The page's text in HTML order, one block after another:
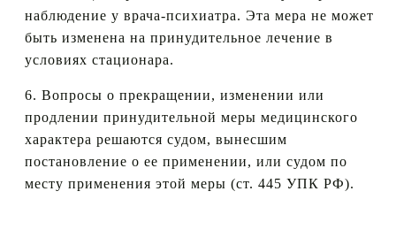
наблюдение у врача-психиатра. Эта мера не может
быть изменена на принудительное лечение в
условиях стационара.
6. Вопросы о прекращении, изменении или
продлении принудительной меры медицинского
характера решаются судом, вынесшим
постановление о ее применении, или судом по
месту применения этой меры (ст. 445 УПК РФ).